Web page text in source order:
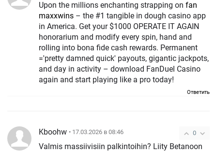
Upon the millions enchanting strapping on fan
maxxwins
in America. Get your $1000 OPERATE IT AGAIN
honorarium and modify every spin, hand and
rolling into bona fide cash rewards. Permanent
='pretty damned quick' payouts, gigantic jackpots,
and day in activity – download FanDuel Casino
again and start playing like a pro today!
Ответить
0
Kboohw • 17.03.2026 в 08:46
Valmis massiivisiin palkintoihin? Liity Betanoon